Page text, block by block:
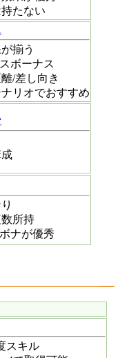
たない
揃う
ボーナス
/差し向き
リオでおすすめ
数所持
ナが優秀
スキル